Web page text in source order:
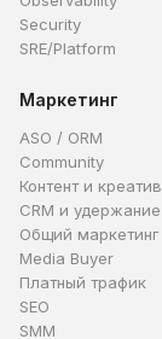
Security
SRE/Platform
Маркетинг
ASO / ORM
Community
Контент и креатив
CRM и удержание
Общий маркетинг
Media Buyer
Платный трафик
SEO
SMM